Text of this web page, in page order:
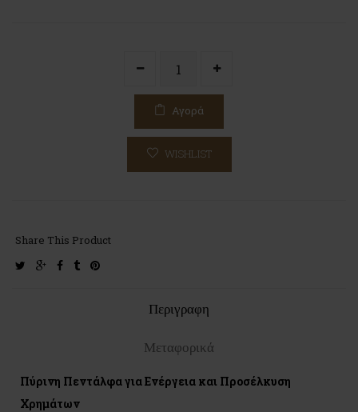
Αγορά
WISHLIST
Share This Product
twittergoogle-facebook
tumblrpinterest
Περιγραφη
Μεταφορικά
Πύρινη Πεντάλφα για Ενέργεια και Προσέλκυση
Χρημάτων